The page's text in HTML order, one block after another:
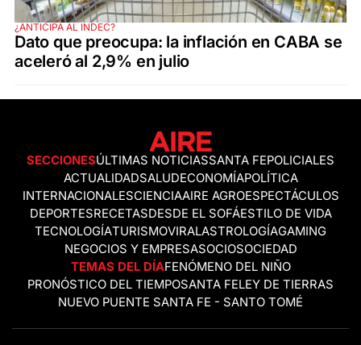
¿ANTICIPA AL INDEC?
Dato que preocupa: la inflación en CABA se
aceleró al 2,9% en julio
SECCIONESÚLTIMAS NOTICIASSANTA FEPOLICIALES
ACTUALIDADSALUDECONOMÍAPOLÍTICA
INTERNACIONALESCIENCIAAIRE AGROESPECTÁCULOS
DEPORTESRECETASDESDE EL SOFÁESTILO DE VIDA
TECNOLOGÍATURISMOVIRALASTROLOGÍAGAMING
NEGOCIOS Y EMPRESASOCIOSOCIEDAD
TEMAS DEL DÍAFENÓMENO DEL NIÑO
PRONÓSTICO DEL TIEMPOSANTA FELEY DE TIERRAS
NUEVO PUENTE SANTA FE - SANTO TOMÉ